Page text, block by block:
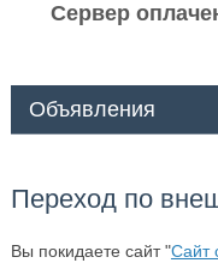
Сервер
Объявления
Переход по
Вы покидаете сайт "Сайт